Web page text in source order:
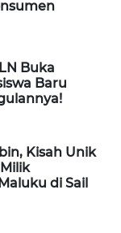
Buka
Baru
Kisah Unik
di Sail